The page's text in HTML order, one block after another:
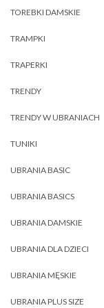
TOREBKI DAMSKIE
TRAMPKI
TRAPERKI
TRENDY
TRENDY W UBRANIACH
TUNIKI
UBRANIA BASIC
UBRANIA BASICS
UBRANIA DAMSKIE
UBRANIA DLA DZIECI
UBRANIA MĘSKIE
UBRANIA PLUS SIZE